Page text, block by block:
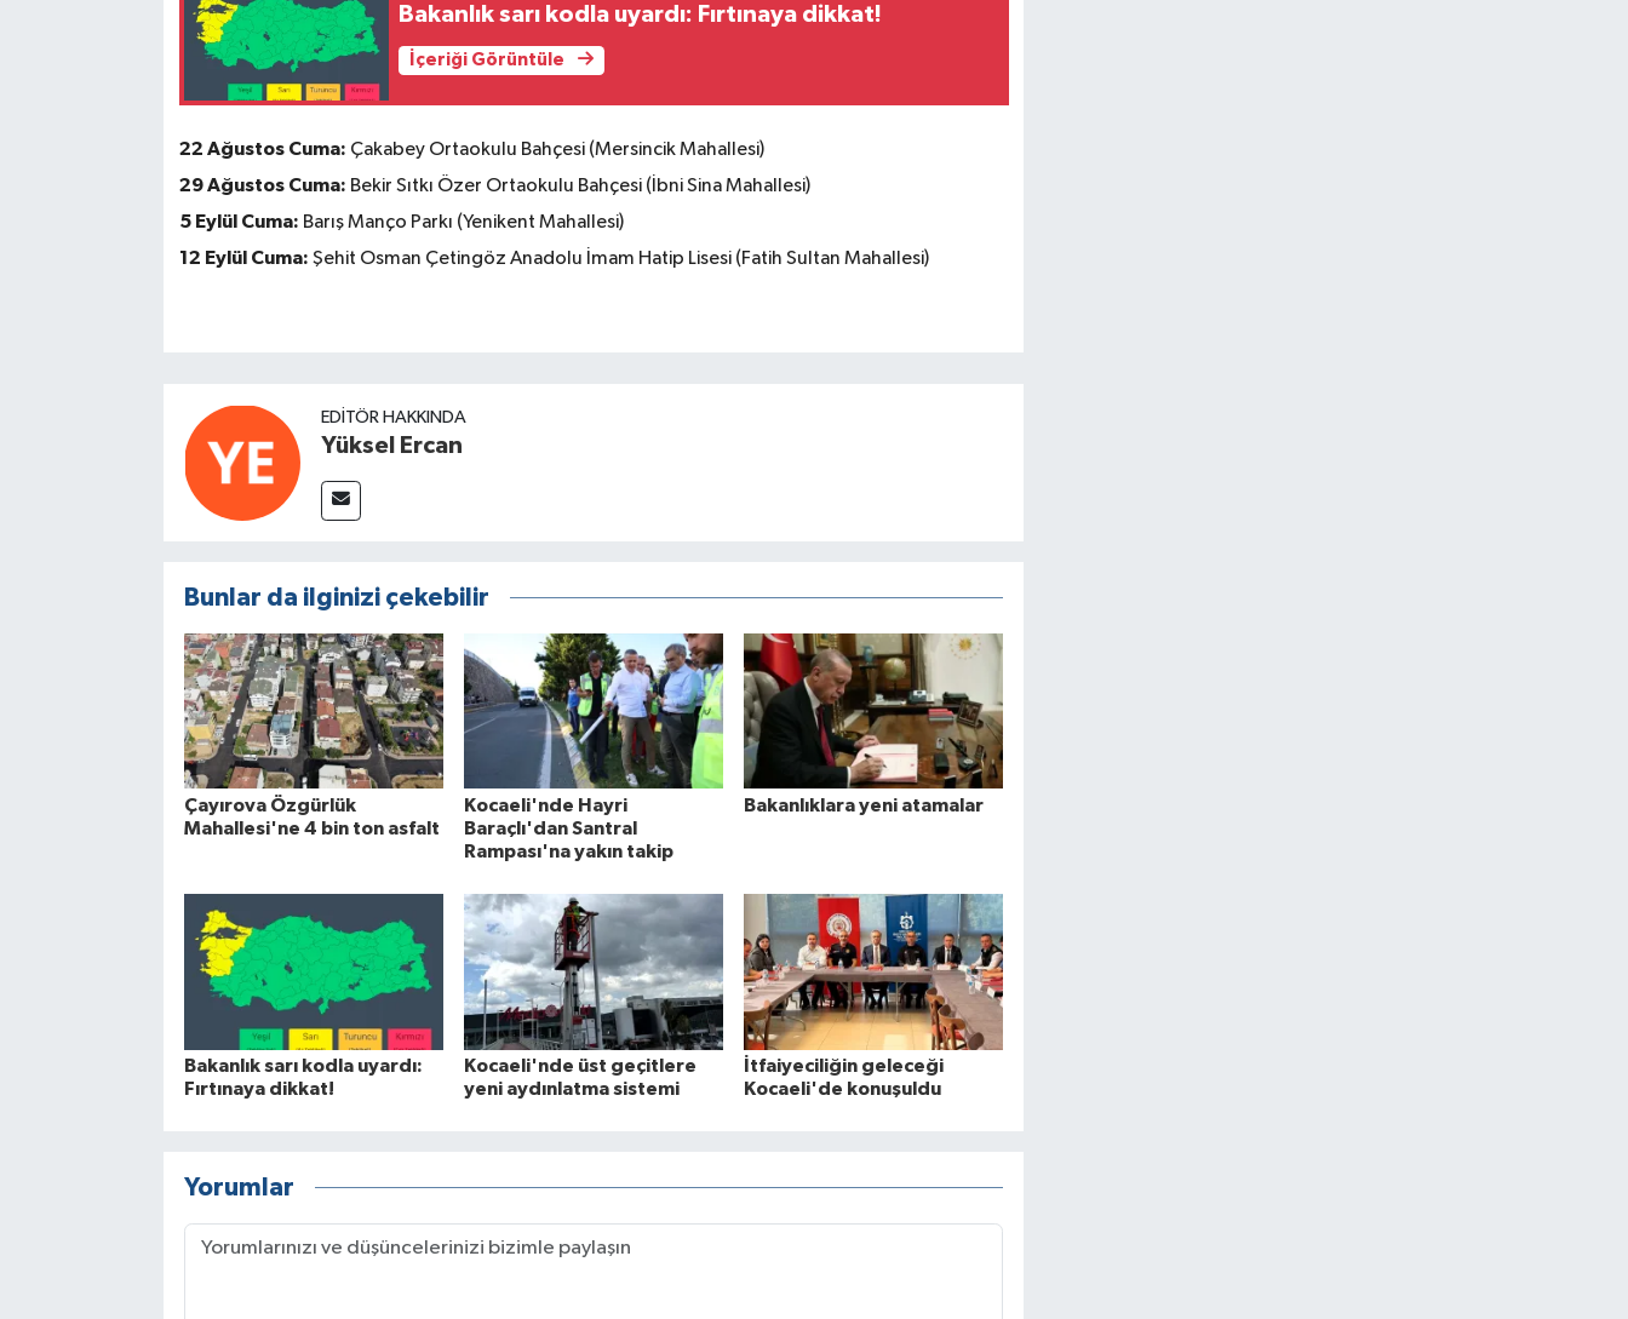
Bakanlık sarı kodla uyardı: Fırtınaya dikkat!
İçeriği Görüntüle
22 Ağustos Cuma: Çakabey Ortaokulu Bahçesi (Mersincik Mahallesi)
29 Ağustos Cuma: Bekir Sıtkı Özer Ortaokulu Bahçesi (İbni Sina Mahallesi)
5 Eylül Cuma: Barış Manço Parkı (Yenikent Mahallesi)
12 Eylül Cuma: Şehit Osman Çetingöz Anadolu İmam Hatip Lisesi (Fatih Sultan Mahallesi)
EDITÖR HAKKINDA
Yüksel Ercan
Bunlar da ilginizi çekebilir
Çayırova Özgürlük
Mahallesi'ne 4 bin ton asfalt
Kocaeli'nde Hayri
Baraçlı'dan Santral
Rampası'na yakın takip
Bakanlıklara yeni atamalar
Bakanlık sarı kodla uyardı:
Fırtınaya dikkat!
Kocaeli'nde üst geçitlere
yeni aydınlatma sistemi
İtfaiyeciliğin geleceği
Kocaeli'de konuşuldu
Yorumlar